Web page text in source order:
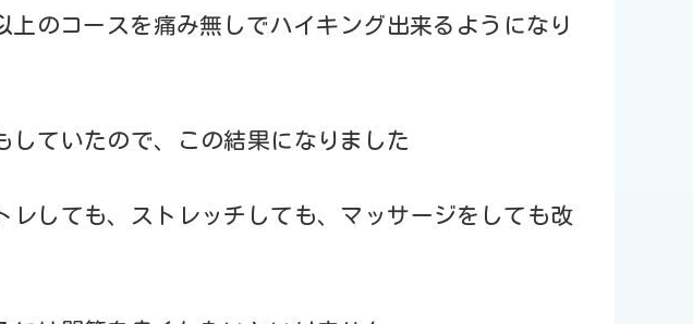
上のコースを痛み無しでハイキング出来るようになり
していたので、この結果になりました
レしても、ストレッチしても、マッサージをしても改